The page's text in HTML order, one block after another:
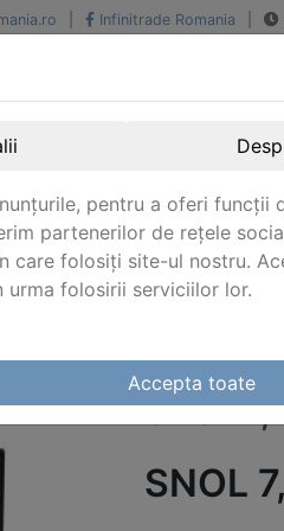
Infinitrade Romania
Livrari din stoc intern sau
SNOL
SNOL
pentru a oferi funcții
partenerilor de rețele
care folosiți site-ul nostru.
urma folosirii serviciilor lor.
Accepta toate